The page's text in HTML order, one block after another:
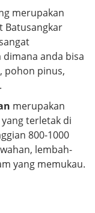
merupakan
Batusangkar
anda bisa
pohon pinus,
merupakan
terletak di
800-1000
lembah-
yang memukau.